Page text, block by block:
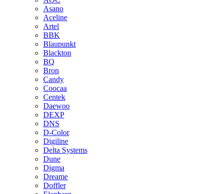
Asano
Aceline
Artel
BBK
Blaupunkt
Blackton
BQ
Bron
Candy
Coocaa
Centek
Daewoo
DEXP
DNS
D-Color
Digiline
Delta Systems
Dune
Digma
Dreame
Doffler